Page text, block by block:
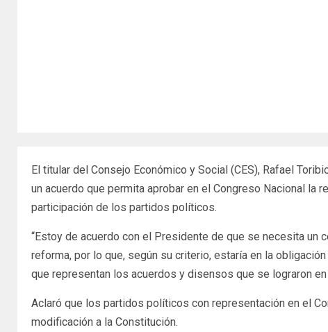
El titular del Consejo Económico y Social (CES), Rafael
un acuerdo que permita aprobar en el Congreso Nacional
participación de los partidos políticos.
“Estoy de acuerdo con el Presidente de que se necesita un
reforma, por lo que, según su criterio, estaría en la
que representan los acuerdos y disensos que se lograron en
Aclaró que los partidos políticos con representación en el
modificación a la Constitución.